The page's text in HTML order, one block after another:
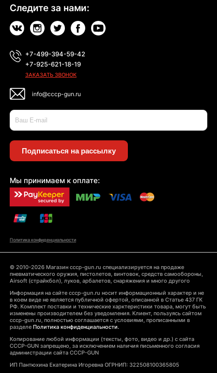
Следите за нами:
+7-499-394-59-42
+7-925-621-18-19
ЗАКАЗАТЬ ЗВОНОК
info@cccp-gun.ru
Подписаться на рассылку
Мы принимаем к оплате:
Политика конфиденциальности
© 2010-2026 Магазин cccp-gun.ru специализируется на продаже
пневматического оружия, пистолетов, винтовок, средств самообороны,
Airsoft (страйкбол), луков, арбалетов, снаряжения и много другого
Информация на сайте cccp-gun.ru носит информационный характер и не
в коем виде не является публичной офертой, описанной в Статье 437 ГК
РФ. Комплект поставки и технические харктеристики товара, могут быть
изменены производителем без уведомления. Клиент, пользуясь сайтом
cccp-gun.ru, полностью соглашается с условиями, прописанными в
разделе Политика конфиденциальности.
Копирование любой информации (тексты, фото, видео и др.) с сайта
CCCP-GUN запрещено, за исключением наличия письменного согласия
администрации сайта CCCP-GUN
ИП Пантюхина Екатерина Игоревна ОГРНИП: 322508100365805